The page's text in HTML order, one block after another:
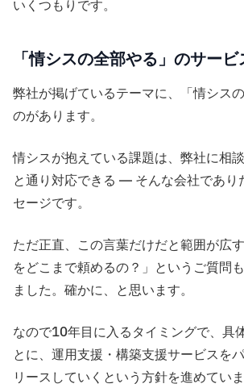
いくつもりです。
「情シスの全部やる」のサー
弊社が掲げているテーマに、「情シス
のがあります。
情シスが抱えている課題は、弊社に相
と通り対応できる ― そんな会社であり
セージです。
ただ正直、この言葉だけだと範囲が広
をどこまで頼めるの？」というご質問
ました。確かに、と思います。
なので10年目に入るタイミングで、具
とに、運用支援・構築支援サービスを
リースしていくという方針を進めていま